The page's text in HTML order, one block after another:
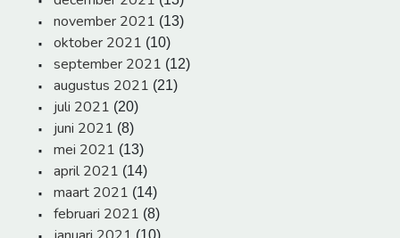
november 2021 (13)
oktober 2021 (10)
september 2021 (12)
augustus 2021 (21)
juli 2021 (20)
juni 2021 (8)
mei 2021 (13)
april 2021 (14)
maart 2021 (14)
februari 2021 (8)
(10)